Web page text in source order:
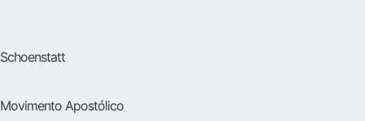
Schoenstatt
Movimento Apostólico